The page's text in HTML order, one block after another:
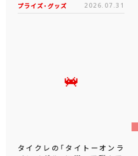
プライズ・グッズ 2026.07.31
タイクレの「タイトーオンラ